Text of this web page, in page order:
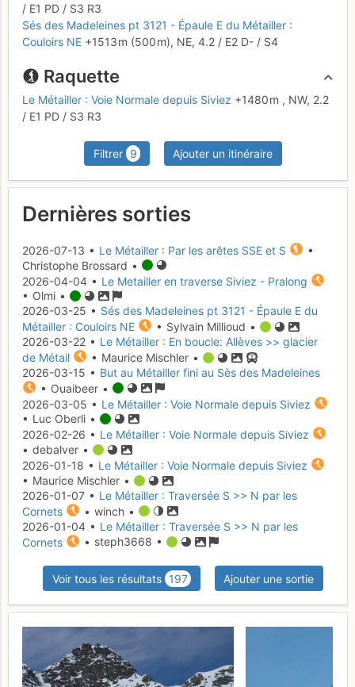
/ E1 PD / S3 R3
Sés des Madeleines pt 3121 - Épaule E du Métailler :
Couloirs NE +1513 m (500 m), NE, 4.2 / E2 D- / S4
Raquette
Le Métailler : Voie Normale depuis Siviez +1480 m , NW, 2.2
/ E1 PD / S3 R3
Filtrer 9 Ajouter un itinéraire
Dernières sorties
2026-07-13 • Le Métailler : Par les arêtes SSE et S
•
Christophe Brossard •
2026-04-04 • Le Metailler en traverse Siviez - Pralong
• Olmi •
2026-03-25 • Sés des Madeleines pt 3121 - Épaule E du
Métailler : Couloirs NE
• Sylvain Millioud •
2026-03-22 • Le Métailler : En boucle: Allèves >> glacier
de Métail
• Maurice Mischler •
2026-03-15 • But au Métailler fini au Sès des Madeleines
• Ouaibeer •
2026-03-05 • Le Métailler : Voie Normale depuis Siviez
• Luc Oberli •
2026-02-26 • Le Métailler : Voie Normale depuis Siviez
• debalver •
2026-01-18 • Le Métailler : Voie Normale depuis Siviez
• Maurice Mischler •
2026-01-07 • Le Métailler : Traversée S >> N par les
Cornets
• winch •
2026-01-04 • Le Métailler : Traversée S >> N par les
Cornets
• steph3668 •
Voir tous les résultats 197 Ajouter une sortie